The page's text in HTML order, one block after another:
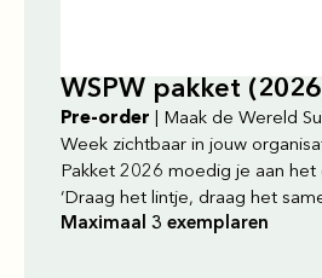
WSPW pakket
Pre-order | Maak de Wereld
Week zichtbaar in jouw
Pakket 2026 moedig je aan
‘Draag het lintje, draag het
Maximaal 3 exemplaren